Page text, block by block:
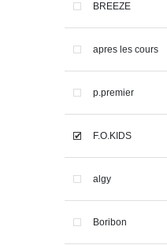
BREEZE
apres les cours
p.premier
F.O.KIDS
algy
Boribon